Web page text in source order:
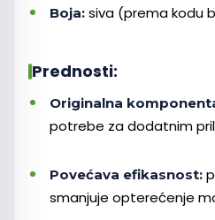
Boja: siva (prema kodu
Prednosti:
Originalna
potrebe za dodatnim
Povećava efikasnost:
smanjuje opterećenje